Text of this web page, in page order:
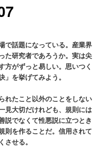
で話題になっている。産業界
た研究者であろうか。実は尖
方がずっと易しい。思いつく
」を挙げてみよう。
れたこと以外のことをしない
見大切だけれども、規則には
説でなくて性悪説に立つとき
則を作ることだ。信用されて
せる。